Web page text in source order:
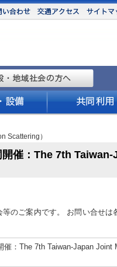
Scattering）
開催：The 7th
のご案内です。 お問い合せは
：The 7th Taiwan-Japan Joint